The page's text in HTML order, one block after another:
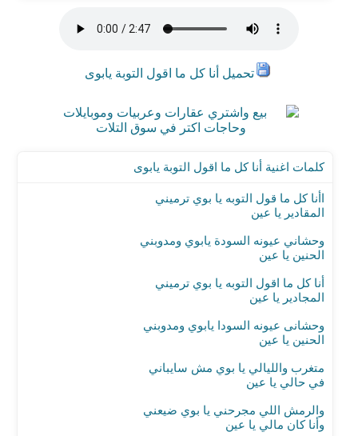
تحميل أنا كل ما اقول التوبة يابوى
كلمات اغنية أنا كل ما اقول التوبة يابوى
اأنا كل ما قول التوبه يا بوي ترميني
المقادير يا عين
وحشاني عيونه السودة يابوي ومدوبني
الحنين يا عين
أنا كل ما اقول التوبه يا بوي ترميني
المجادير يا عين
وحشانى عيونه السودا يابوي ومدوبني
الحنين يا عين
متغرب والليالي يا بوي مش سايباني
في حالي يا عين
والرمش اللي مجرحني يا بوي ضيعني
وأنا كان مالي يا عين